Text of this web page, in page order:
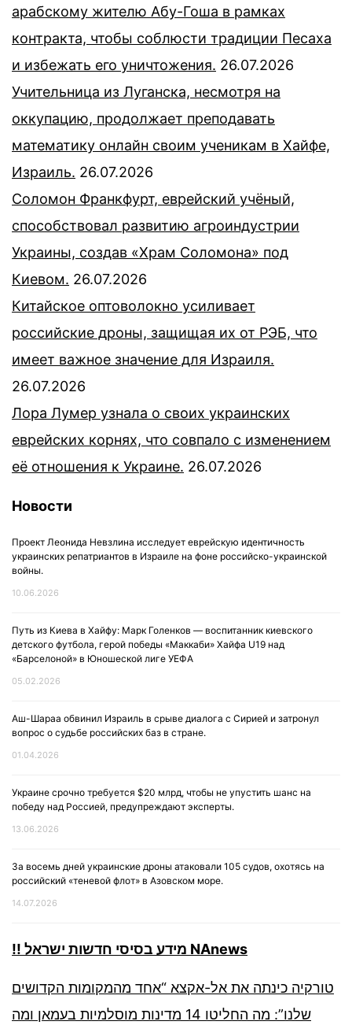
арабскому жителю Абу-Гоша в рамках
контракта, чтобы соблюсти традиции Песаха
и избежать его уничтожения. 26.07.2026
Учительница из Луганска, несмотря на
оккупацию, продолжает преподавать
математику онлайн своим ученикам в Хайфе,
Израиль. 26.07.2026
Соломон Франкфурт, еврейский учёный,
способствовал развитию агроиндустрии
Украины, создав «Храм Соломона» под
Киевом. 26.07.2026
Китайское оптоволокно усиливает
российские дроны, защищая их от РЭБ, что
имеет важное значение для Израиля.
26.07.2026
Лора Лумер узнала о своих украинских
еврейских корнях, что совпало с изменением
её отношения к Украине. 26.07.2026
Новости
Проект Леонида Невзлина исследует еврейскую идентичность
украинских репатриантов в Израиле на фоне российско-украинской
войны.
10.06.2026
Путь из Киева в Хайфу: Марк Голенков — воспитанник киевского
детского футбола, герой победы «Маккаби» Хайфа U19 над
«Барселоной» в Юношеской лиге УЕФА
05.02.2026
Аш-Шараа обвинил Израиль в срыве диалога с Сирией и затронул
вопрос о судьбе российских баз в стране.
01.04.2026
Украине срочно требуется $20 млрд, чтобы не упустить шанс на
победу над Россией, предупреждают эксперты.
13.06.2026
За восемь дней украинские дроны атаковали 105 судов, охотясь на
российский «теневой флот» в Азовском море.
14.07.2026
!! מידע בסיסי חדשות ישראל NAnews
טורקיה כינתה את אל-אקצא “אחד מהמקומות הקדושים
שלנו”: מה החליטו 14 מדינות מוסלמיות בעמאן ומה